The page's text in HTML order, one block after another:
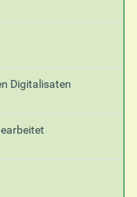
Digitalisaten